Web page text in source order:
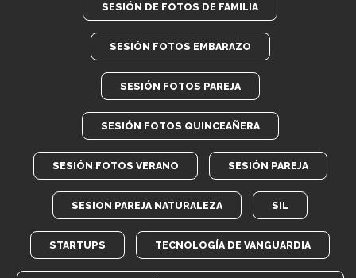
SESIÓN DE FOTOS DE FAMILIA
SESIÓN FOTOS EMBARAZO
SESIÓN FOTOS PAREJA
SESIÓN FOTOS QUINCEAÑERA
SESIÓN FOTOS VERANO SESIÓN PAREJA
SESION PAREJA NATURALEZA SIL
STARTUPS TECNOLOGÍA DE VANGUARDIA